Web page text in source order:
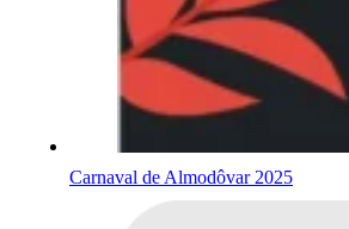
Carnaval de Almodôvar 2025